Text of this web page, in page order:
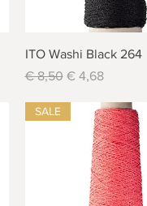
Schnellansicht
ITO Washi Black 264
Standardpreis
€ 8,50 Sale-Preis
€ 4,68
SALE